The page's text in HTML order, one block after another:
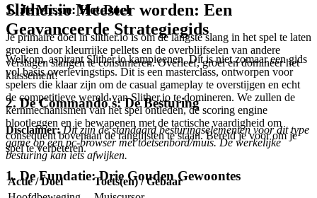
1. Je Missie: Het Doel
Je primaire doel in slither.io is om de langste slang in het spel te laten
groeien door kleurrijke pellets en de overblijfselen van andere
verslagen slangen te consumeren. Overleef, groei en domineer het
klassement!
2. De Commando's: De Besturing
Disclaimer: Dit zijn de standaard besturingselementen voor dit type
game op een pc-browser met toetsenbord/muis. De werkelijke
besturing kan iets afwijken.
Actie / Doel
Toets(en) / Gebaar
Slither.io Meester worden: Een
Geavanceerde Strategiegids
Welkom, aspirant Slither.io kampioenen. Dit is niet zomaar een gids
vol basis overlevingstips. Dit is een masterclass, ontworpen voor
spelers die klaar zijn om de casual gameplay te overstijgen en echt
de competitieve wereld van Slither.io te domineren. We zullen de
kernmechanismen van het spel ontleden, de scoring engine
blootleggen en je bewapenen met de tactische vaardigheid om
consequent bovenaan de ranglijsten te staan. Bereid je voor om je
spel te verbeteren.
1. De Fundatie: Drie Gouden Gewoontes